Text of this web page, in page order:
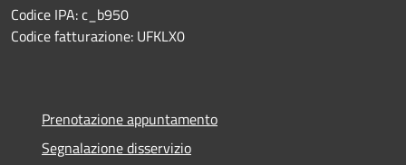
Codice IPA: c_b950
Codice fatturazione: UFKLX0
Prenotazione appuntamento
Segnalazione disservizio